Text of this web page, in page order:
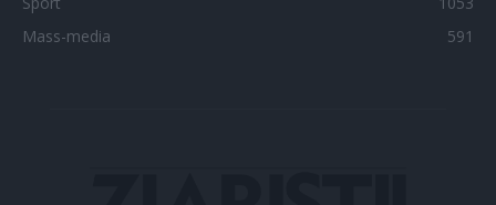
Mass-media
591